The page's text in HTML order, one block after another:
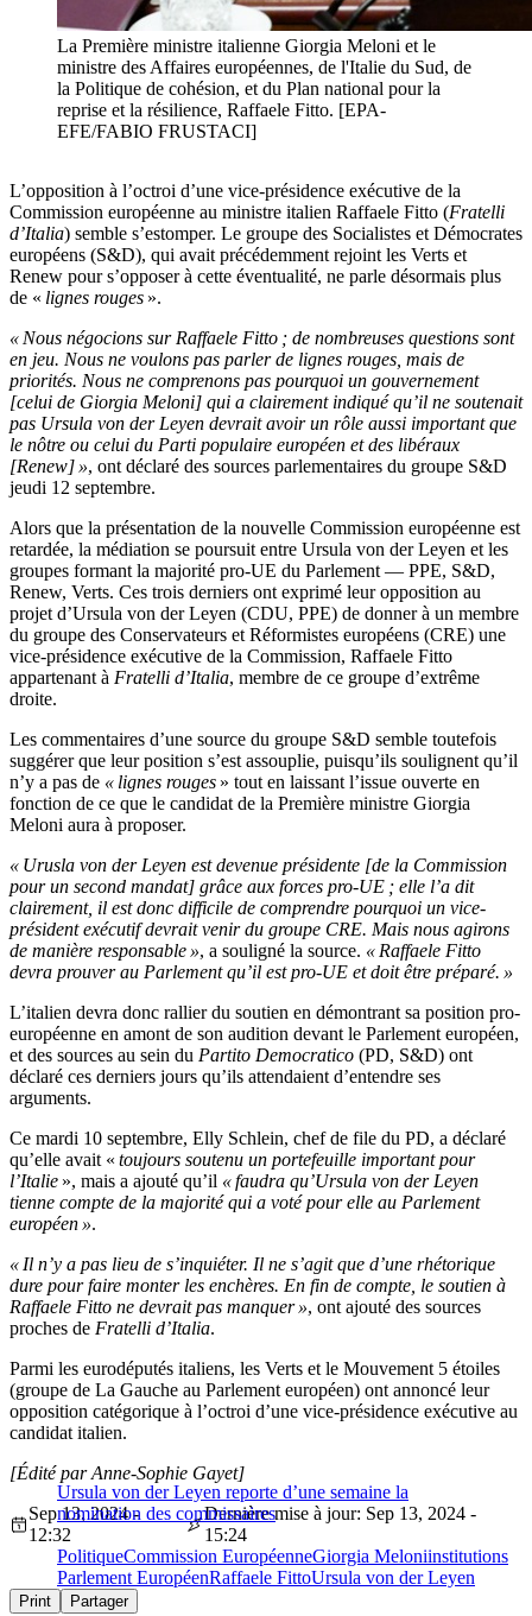
La Première ministre italienne Giorgia Meloni et le
ministre des Affaires européennes, de l'Italie du Sud, de
la Politique de cohésion, et du Plan national pour la
reprise et la résilience, Raffaele Fitto. [EPA-
EFE/FABIO FRUSTACI]
L’opposition à l’octroi d’une vice-présidence exécutive de la
Commission européenne au ministre italien Raffaele Fitto (Fratelli
d’Italia) semble s’estomper. Le groupe des Socialistes et Démocrates
européens (S&D), qui avait précédemment rejoint les Verts et
Renew pour s’opposer à cette éventualité, ne parle désormais plus
de « lignes rouges ».
« Nous négocions sur Raffaele Fitto ; de nombreuses questions sont
en jeu. Nous ne voulons pas parler de lignes rouges, mais de
priorités. Nous ne comprenons pas pourquoi un gouvernement
[celui de Giorgia Meloni] qui a clairement indiqué qu’il ne soutenait
pas Ursula von der Leyen devrait avoir un rôle aussi important que
le nôtre ou celui du Parti populaire européen et des libéraux
[Renew] », ont déclaré des sources parlementaires du groupe S&D
jeudi 12 septembre.
Alors que la présentation de la nouvelle Commission européenne est
retardée, la médiation se poursuit entre Ursula von der Leyen et les
groupes formant la majorité pro-UE du Parlement — PPE, S&D,
Renew, Verts. Ces trois derniers ont exprimé leur opposition au
projet d’Ursula von der Leyen (CDU, PPE) de donner à un membre
du groupe des Conservateurs et Réformistes européens (CRE) une
vice-présidence exécutive de la Commission, Raffaele Fitto
appartenant à Fratelli d’Italia, membre de ce groupe d’extrême
droite.
Les commentaires d’une source du groupe S&D semble toutefois
suggérer que leur position s’est assouplie, puisqu’ils soulignent qu’il
n’y a pas de « lignes rouges » tout en laissant l’issue ouverte en
fonction de ce que le candidat de la Première ministre Giorgia
Meloni aura à proposer.
« Urusla von der Leyen est devenue présidente [de la Commission
pour un second mandat] grâce aux forces pro-UE ; elle l’a dit
clairement, il est donc difficile de comprendre pourquoi un vice-
président exécutif devrait venir du groupe CRE. Mais nous agirons
de manière responsable », a souligné la source. « Raffaele Fitto
devra prouver au Parlement qu’il est pro-UE et doit être préparé. »
L’italien devra donc rallier du soutien en démontrant sa position pro-
européenne en amont de son audition devant le Parlement européen,
et des sources au sein du Partito Democratico (PD, S&D) ont
déclaré ces derniers jours qu’ils attendaient d’entendre ses
arguments.
Ce mardi 10 septembre, Elly Schlein, chef de file du PD, a déclaré
qu’elle avait « toujours soutenu un portefeuille important pour
l’Italie », mais a ajouté qu’il « faudra qu’Ursula von der Leyen
tienne compte de la majorité qui a voté pour elle au Parlement
européen ».
« Il n’y a pas lieu de s’inquiéter. Il ne s’agit que d’une rhétorique
dure pour faire monter les enchères. En fin de compte, le soutien à
Raffaele Fitto ne devrait pas manquer », ont ajouté des sources
proches de Fratelli d’Italia.
Parmi les eurodéputés italiens, les Verts et le Mouvement 5 étoiles
(groupe de La Gauche au Parlement européen) ont annoncé leur
opposition catégorique à l’octroi d’une vice-présidence exécutive au
candidat italien.
Ursula von der Leyen reporte d’une semaine la
nomination des commissaires
[Édité par Anne-Sophie Gayet]
Sep 13, 2024 -
12:32
Dernière mise à jour: Sep 13, 2024 -
15:24
PolitiqueCommission EuropéenneGiorgia Meloniinstitutions
Parlement EuropéenRaffaele FittoUrsula von der Leyen
Print Partager